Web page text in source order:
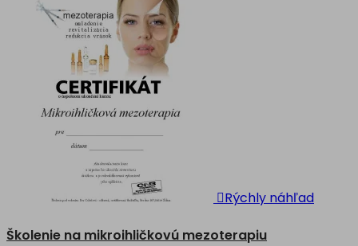
Rýchly náhľad
Školenie na mikroihličkovú mezoterapiu